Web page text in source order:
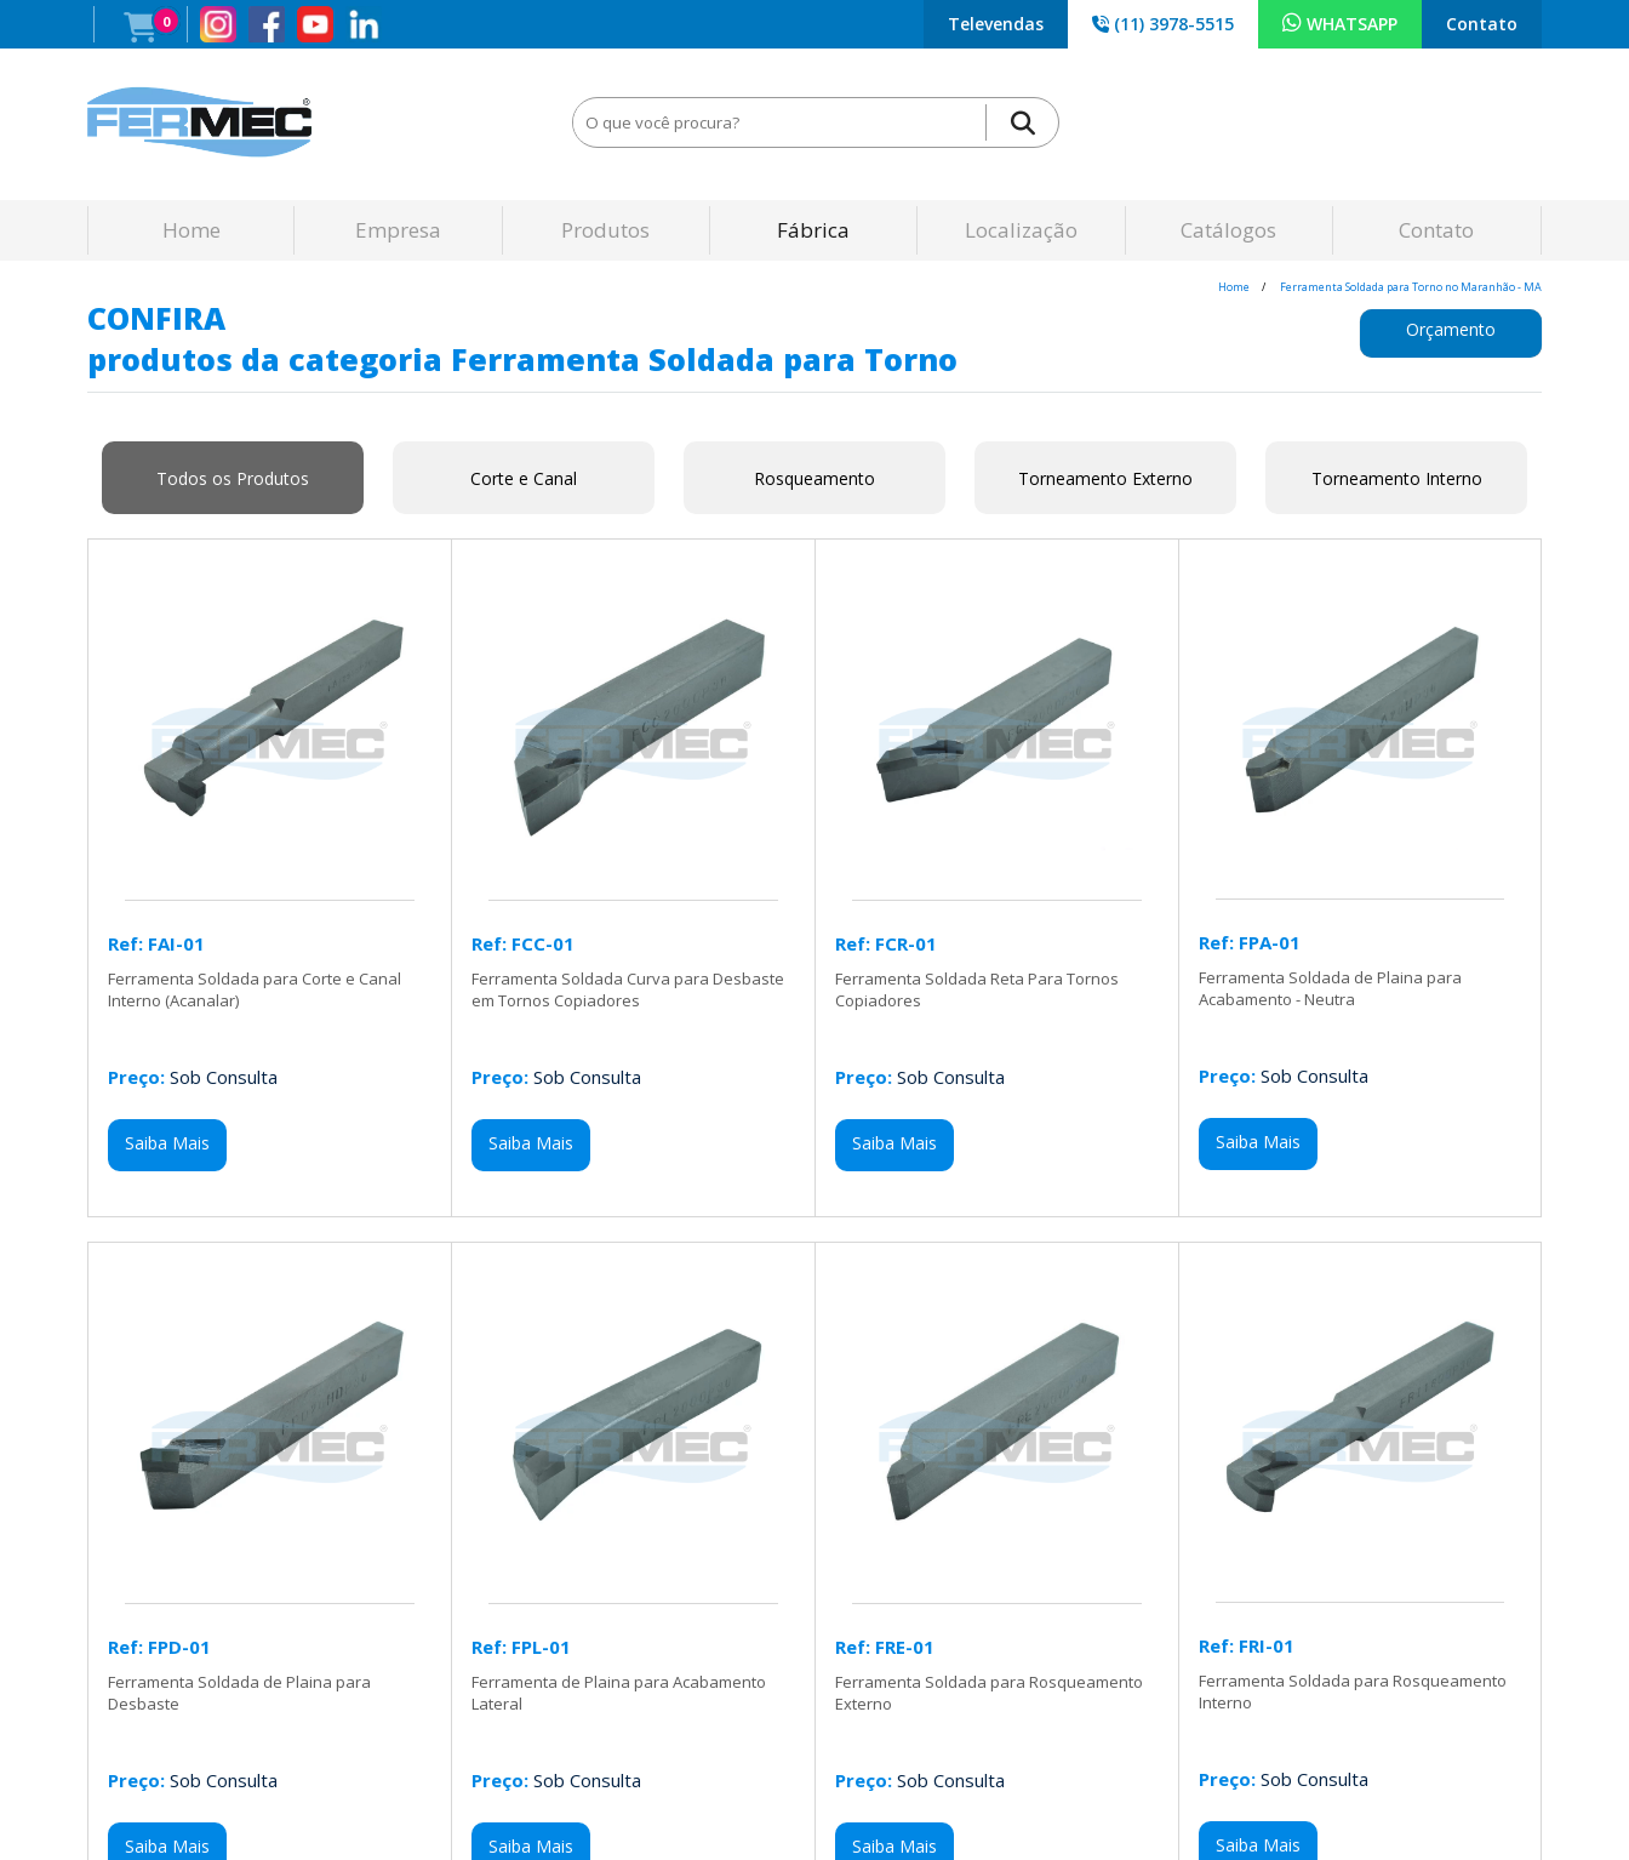
0 Contato
WHATSAPP
(11) 3978-5515
Televendas
Home Empresa Produtos Fábrica Localização Catálogos Contato
Home Ferramenta Soldada para Torno no Maranhão - MA
CONFIRA
produtos da categoria Ferramenta Soldada para Torno
Orçamento
Todos os Produtos Corte e Canal Rosqueamento Torneamento Externo Torneamento Interno
Ref: FAI-01
Ferramenta Soldada para Corte e Canal
Interno (Acanalar)
Preço: Sob Consulta
Saiba Mais
Ref: FCC-01
Ferramenta Soldada Curva para Desbaste
em Tornos Copiadores
Preço: Sob Consulta
Saiba Mais
Ref: FCR-01
Ferramenta Soldada Reta Para Tornos
Copiadores
Preço: Sob Consulta
Saiba Mais
Ref: FPA-01
Ferramenta Soldada de Plaina para
Acabamento - Neutra
Preço: Sob Consulta
Saiba Mais
Ref: FPD-01
Ferramenta Soldada de Plaina para
Desbaste
Preço: Sob Consulta
Saiba Mais
Ref: FPL-01
Ferramenta de Plaina para Acabamento
Lateral
Preço: Sob Consulta
Saiba Mais
Ref: FRE-01
Ferramenta Soldada para Rosqueamento
Externo
Preço: Sob Consulta
Saiba Mais
Ref: FRI-01
Ferramenta Soldada para Rosqueamento
Interno
Preço: Sob Consulta
Saiba Mais